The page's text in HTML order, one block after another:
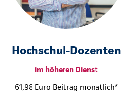
Hochschul-Dozenten
im höheren Dienst
61,98 Euro Beitrag monatlich*